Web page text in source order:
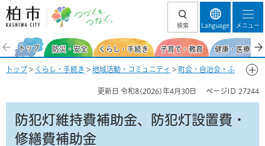
柏市 つづくを、
検索 Language メニュー
トップ 防災・安全 くらし・手続き 子育て・教育 健康・医療・
トップ > くらし・手続き > 地域活動・コミュニティ > 町会・自治会・ふ
更新日 令和8(2026)年4月30日 ページID 27244
防犯灯維持費補助金、防犯灯設置費・
修繕費補助金